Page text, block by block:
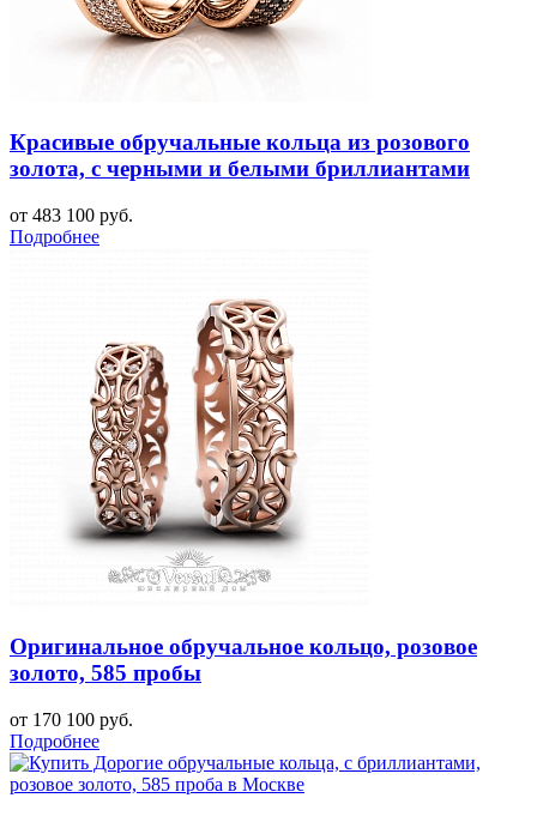
Красивые обручальные кольца из розового
золота, с черными и белыми бриллиантами
от 483 100 руб.
Подробнее
Оригинальное обручальное кольцо, розовое
золото, 585 пробы
от 170 100 руб.
Подробнее